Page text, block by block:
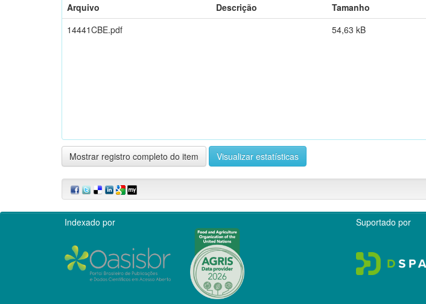
Arquivo
Descrição Tamanho
14441CBE.pdf
54,63 kB
Mostrar registro completo do item Visualizar estatísticas
Indexado por Suportado por